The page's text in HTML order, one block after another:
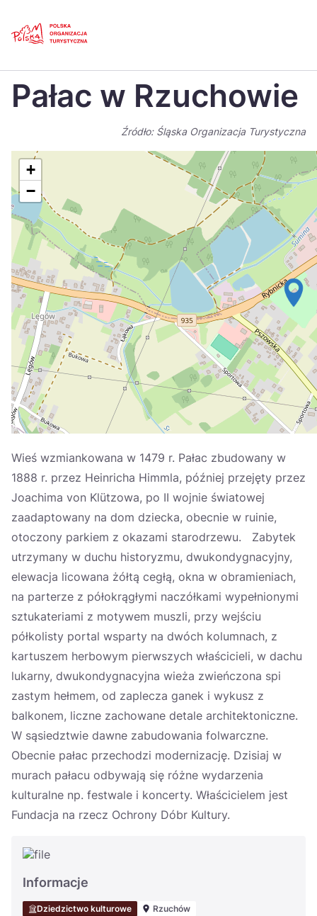
Polski
Español
Italiano
Nederlands 日本
Português
Suomi
Україна
Zamknij
Pałac w Rzuchowie
Źródło: Śląska Organizacja Turystyczna
+
−
Wieś wzmiankowana w 1479 r. Pałac zbudowany w
1888 r. przez Heinricha Himmla, później przejęty przez
Joachima von Klützowa, po II wojnie światowej
zaadaptowany na dom dziecka, obecnie w ruinie,
otoczony parkiem z okazami starodrzewu. Zabytek
utrzymany w duchu historyzmu, dwukondygnacyjny,
elewacja licowana żółtą cegłą, okna w obramieniach,
na parterze z półokrągłymi naczółkami wypełnionymi
sztukateriami z motywem muszli, przy wejściu
półkolisty portal wsparty na dwóch kolumnach, z
kartuszem herbowym pierwszych właścicieli, w dachu
lukarny, dwukondygnacyjna wieża zwieńczona spi
zastym hełmem, od zaplecza ganek i wykusz z
balkonem, liczne zachowane detale architektoniczne.
W sąsiedztwie dawne zabudowania folwarczne.
Obecnie pałac przechodzi modernizację. Dzisiaj w
murach pałacu odbywają się różne wydarzenia
kulturalne np. festwale i koncerty. Właścicielem jest
Fundacja na rzecz Ochrony Dóbr Kultury.
Informacje
Dziedzictwo kulturowe Rzuchów